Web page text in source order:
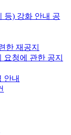
등) 강화 안내 공
한 재공지
청에 관한 공지
안내